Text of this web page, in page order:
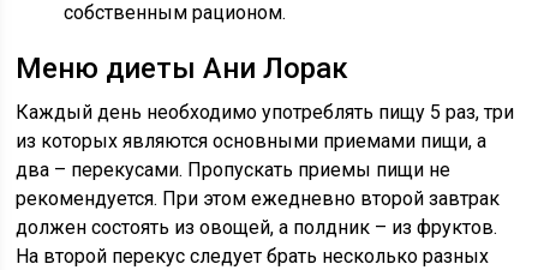
собственным рационом.
Меню диеты Ани Лорак
Каждый день необходимо употреблять пищу 5 раз, три
из которых являются основными приемами пищи, а
два – перекусами. Пропускать приемы пищи не
рекомендуется. При этом ежедневно второй завтрак
должен состоять из овощей, а полдник – из фруктов.
На второй перекус следует брать несколько разных